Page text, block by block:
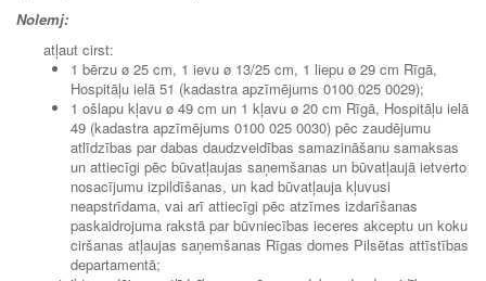
Nolemj:
atļaut cirst:
1 bērzu ø 25 cm, 1 ievu ø 13/25 cm, 1 liepu ø 29 cm Rīgā,
Hospitāļu ielā 51 (kadastra apzīmējums 0100 025 0029);
1 ošlapu kļavu ø 49 cm un 1 kļavu ø 20 cm Rīgā, Hospitāļu ielā
49 (kadastra apzīmējums 0100 025 0030) pēc zaudējumu
atlīdzības par dabas daudzveidības samazināšanu samaksas
un attiecīgi pēc būvatļaujas saņemšanas un būvatļaujā ietverto
nosacījumu izpildīšanas, un kad būvatļauja kļuvusi
neapstrīdama, vai arī attiecīgi pēc atzīmes izdarīšanas
paskaidrojuma rakstā par būvniecības ieceres akceptu un koku
ciršanas atļaujas saņemšanas Rīgas domes Pilsētas attīstības
departamentā;